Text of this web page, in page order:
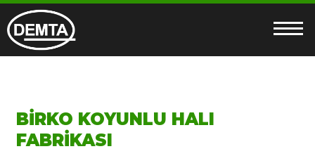
BİRKO KOYUNLU HALI
FABRİKASI